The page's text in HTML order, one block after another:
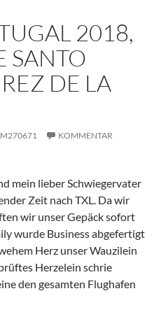
2018,
SANTO
DE LA
KOMMENTAR
mein lieber Schwiegervater
Zeit nach TXL. Da wir
wir unser Gepäck sofort
wurde Business abgefertigt
Herz unser Wauzilein
Herzelein schrie
den gesamten Flughafen